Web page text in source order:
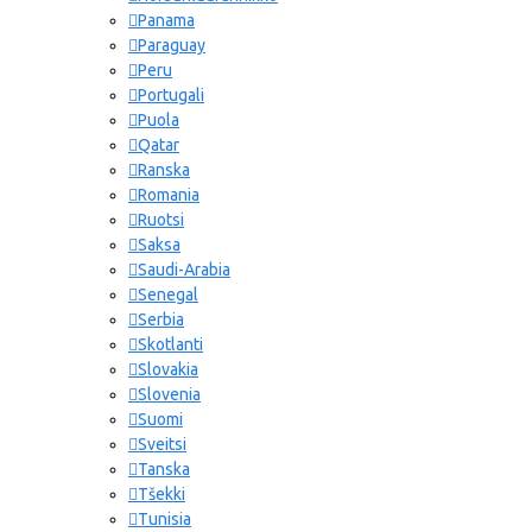
Norja
Panama
Peru
Puola
Portugali
Qatar
Romania
Venäjä
Saudi-Arabia
Skotlanti
Senegal
Panama
Paraguay
Peru
Portugali
Puola
Qatar
Ranska
Romania
Ruotsi
Saksa
Saudi-Arabia
Senegal
Serbia
Skotlanti
Slovakia
Slovenia
Suomi
Sveitsi
Tanska
Tšekki
Tunisia